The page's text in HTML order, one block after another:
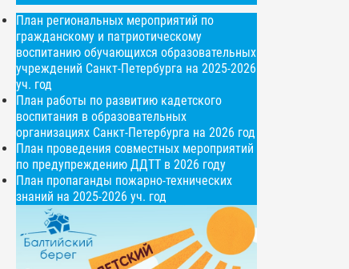
План региональных мероприятий по
гражданскому и патриотическому
воспитанию обучающихся образовательных
учреждений Санкт-Петербурга на 2025-2026
уч. год
План работы по развитию кадетского
воспитания в образовательных
организациях Санкт-Петербурга на 2026 год
План проведения совместных мероприятий
по предупреждению ДДТТ в 2026 году
План пропаганды пожарно-технических
знаний на 2025-2026 уч. год